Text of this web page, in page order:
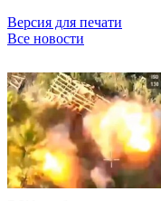
Версия для печати
Все новости